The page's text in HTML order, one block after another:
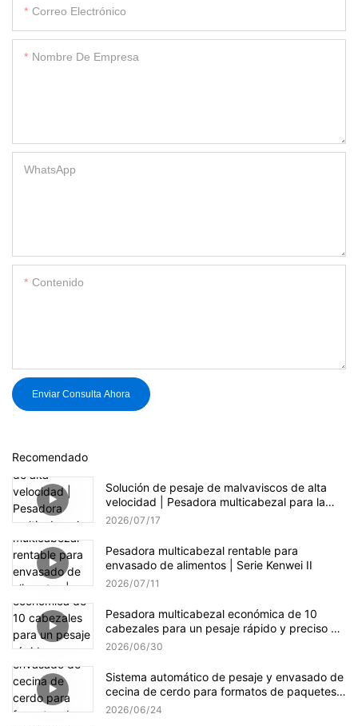
Correo Electrónico
Nombre De Empresa
WhatsApp
Contenido
Enviar Consulta Ahora
Recomendado
Solución de pesaje de malvaviscos de alta
velocidad | Pesadora multicabezal para la
producción de dulces
2026 07 17
Pesadora multicabezal rentable para
envasado de alimentos | Serie Kenwei II
2026 07 11
Pesadora multicabezal económica de 10
cabezales para un pesaje rápido y preciso de
gránulos.
2026 06 30
Sistema automático de pesaje y envasado de
cecina de cerdo para formatos de paquetes
pequeños y a granel.
2026 06 24